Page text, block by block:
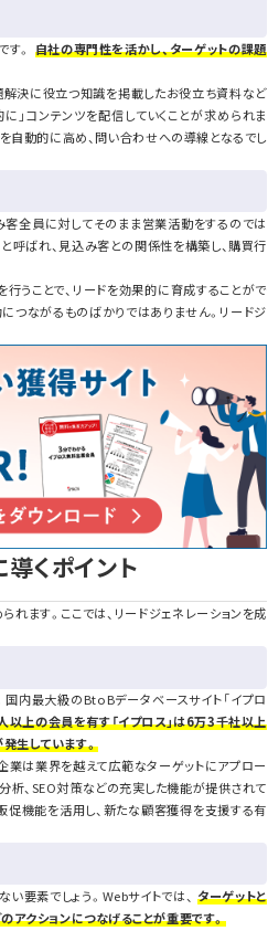
。 自社の専門性を活かし、ターゲットの課題
解決に役立つ知識を掲載したお役立ち資料など
」コンテンツを配信していくことが求められま
自動的に高め、問い合わせへの導線となるでし
全員に対してそのまま営業活動をするのでは
と呼ばれ、見込み客との関係性を構築し、購買行
うことで、リードを効果的に育成することがで
につながるものばかりではありません。リードジ
くポイント
ます。ここでは、リードジェネレーションを成
内最大級のBtoBデータベースサイト「イプロ
以上の会員を有す「イプロス」は6万3千社以上
生しています。
は業界を越えて広範なターゲットにアプロー
析、SEO対策などの充実した機能が提供されて
促機能を活用し、新たな顧客獲得を支援する有
い要素でしょう。Webサイトでは、ターゲットと
クションにつなげることが重要です。